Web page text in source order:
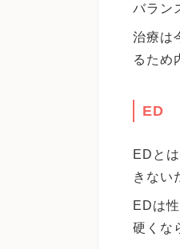
バラン
治療は
るため
ED
EDと
きない
EDは
硬くな